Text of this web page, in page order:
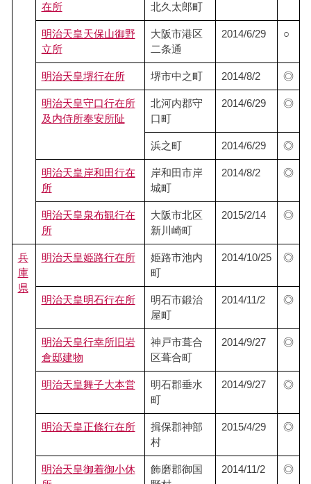
在所
北久太郎町
明治天皇天保山御野
立所
大阪市港区
二条通
2014/6/29 ○
明治天皇堺行在所 堺市中之町 2014/8/2 ◎
明治天皇守口行在所
及内侍所奉安所阯
北河内郡守
口町
2014/6/29 ◎
浜之町 2014/6/29 ◎
明治天皇岸和田行在
所
岸和田市岸
城町
2014/8/2 ◎
明治天皇泉布観行在
所
大阪市北区
新川崎町
2015/2/14 ◎
兵
庫
県
明治天皇姫路行在所
姫路市池内
町
2014/10/25 ◎
明治天皇明石行在所
明石市鍛治
屋町
2014/11/2 ◎
明治天皇行幸所旧岩
倉邸建物
神戸市葺合
区葺合町
2014/9/27 ◎
明治天皇舞子大本営
明石郡垂水
町
2014/9/27 ◎
明治天皇正條行在所
揖保郡神部
村
2015/4/29 ◎
明治天皇御着御小休
飾磨郡御国
2014/11/2 ◎